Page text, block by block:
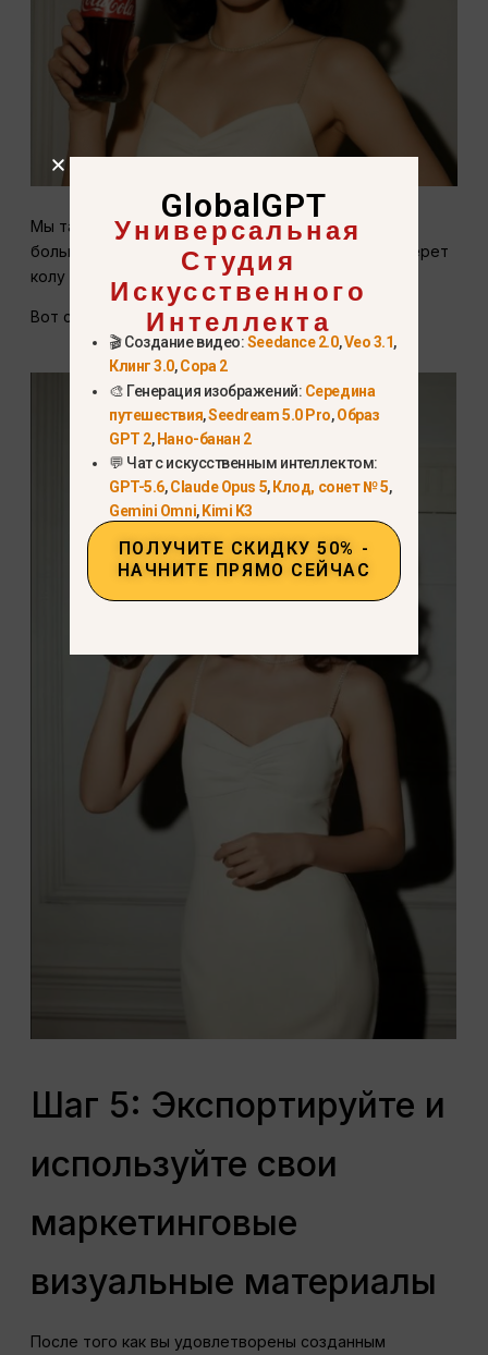
Мы также можем заставить модель выполнять
больше действий, например: модель радостно берет
колу и делает глоток.
Вот сгенерированное изображение Ads.
Шаг 5: Экспортируйте и
используйте свои
маркетинговые
визуальные материалы
После того как вы удовлетворены созданным
GlobalGPT
Универсальная
Студия
Искусственного
Интеллекта
🎬 Создание видео:Seedance 2.0,Veo 3.1,
Клинг 3.0,Сора 2
🎨 Генерация изображений: Середина
путешествия,Seedream 5.0 Pro,Образ
GPT 2, Нано-банан 2
💬 Чат с искусственным интеллектом:
GPT-5.6,Claude Opus 5, Клод, сонет № 5,
Gemini Omni, Kimi K3
ПОЛУЧИТЕ СКИДКУ 50% -
НАЧНИТЕ ПРЯМО СЕЙЧАС